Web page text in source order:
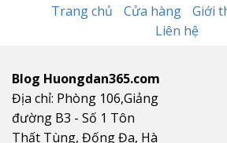
Trang chủ Cửa hàng Giới
Liên hệ
Blog Huongdan365.com
Địa chỉ: Phòng 106,Giảng
đường B3 - Số 1 Tôn
Thất Tùng, Đống Đa, Hà